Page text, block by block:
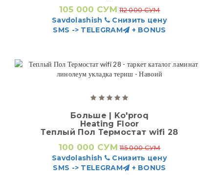
105 000 СУМ 112 000 СУМ
Savdolashish
Снизить цену
SMS -> TELEGRAM
+ BONUS
Больше | Ko'proq
Heating Floor
Теплый Пол Термостат wifi 28
100 000 СУМ 115 000 СУМ
Savdolashish
Снизить цену
SMS -> TELEGRAM
+ BONUS